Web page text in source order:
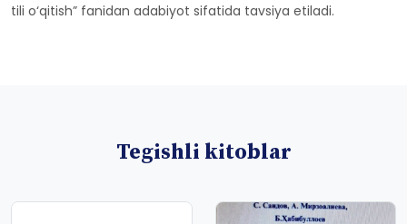
tili o‘qitish” fanidan adabiyot sifatida tavsiya etiladi.
Tegishli kitoblar